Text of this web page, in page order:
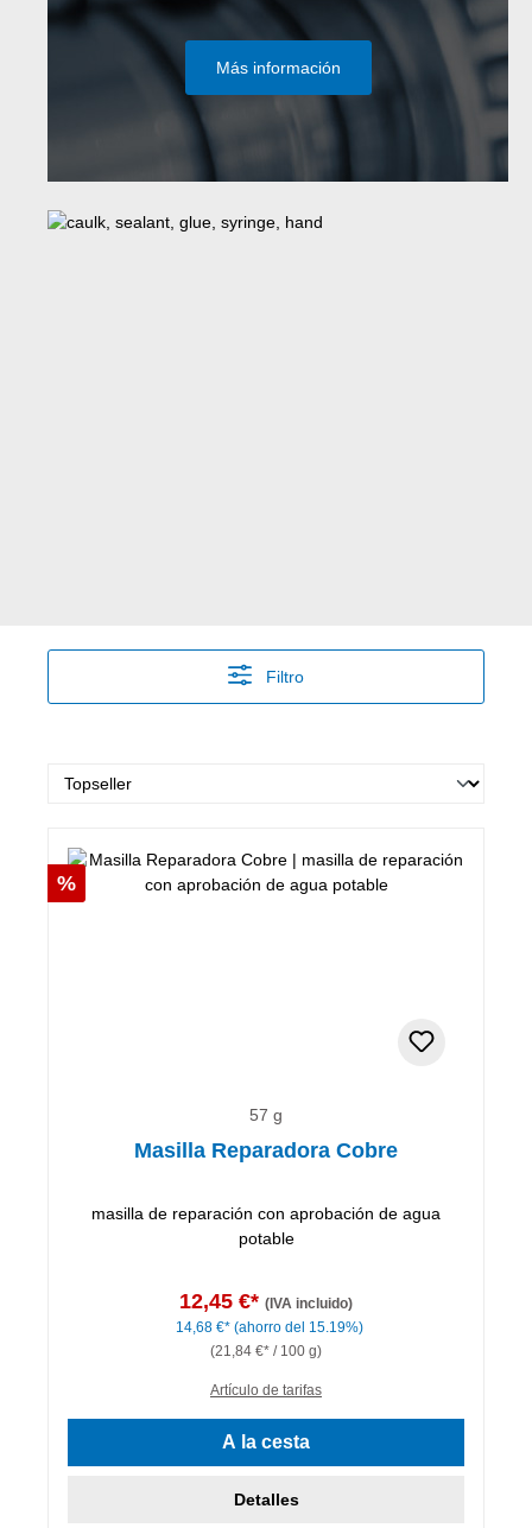
Más información
Filtro
Descuento
%
57 g
Masilla Reparadora Cobre
masilla de reparación con aprobación de agua
potable
12,45 €* (IVA incluido)
14,68 €* (ahorro del 15.19%)
(21,84 €* / 100 g)
Artículo de tarifas
A la cesta
Detalles